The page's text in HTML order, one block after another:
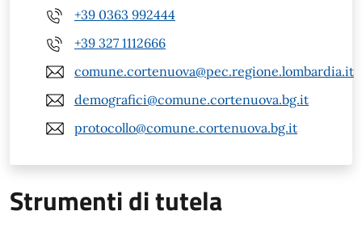
+39 0363 992444
+39 327 1112666
comune.cortenuova@pec.regione.lombardia.it
demografici@comune.cortenuova.bg.it
protocollo@comune.cortenuova.bg.it
Strumenti di tutela